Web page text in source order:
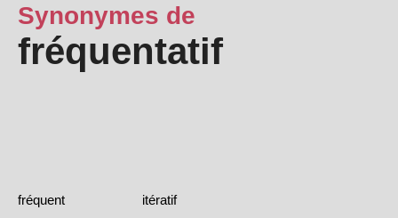
Synonymes de
fréquentatif
fréquent
itératif